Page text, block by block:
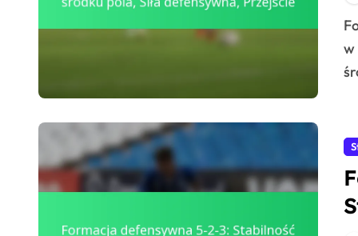
Formacja defensywna 3-6-1 to strategiczne podejście
w